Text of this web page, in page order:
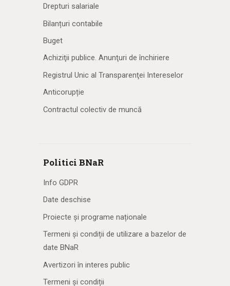
Drepturi salariale
Bilanțuri contabile
Buget
Achiziţii publice. Anunţuri de închiriere
Registrul Unic al Transparenţei Intereselor
Anticorupție
Contractul colectiv de muncă
Politici BNaR
Info GDPR
Date deschise
Proiecte și programe naționale
Termeni și condiții de utilizare a bazelor de
date BNaR
Avertizori în interes public
Termeni și condiții